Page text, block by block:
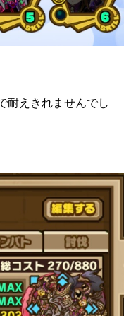
耐えきれませんでし